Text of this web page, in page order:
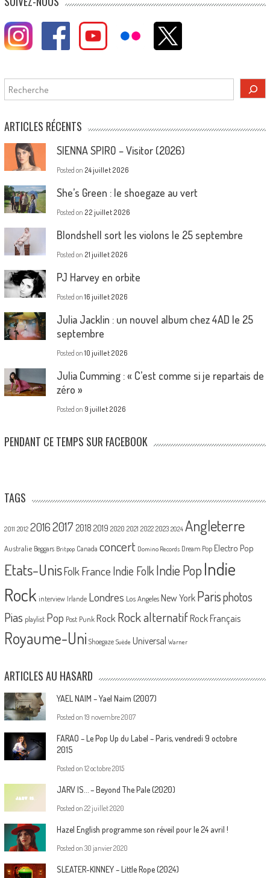
Rechercher
ARTICLES RÉCENTS
SIENNA SPIRO – Visitor (2026)
Posted on 24 juillet 2026
She’s Green : le shoegaze au vert
Posted on 22 juillet 2026
Blondshell sort les violons le 25 septembre
Posted on 21 juillet 2026
PJ Harvey en orbite
Posted on 16 juillet 2026
Julia Jacklin : un nouvel album chez 4AD le 25
septembre
Posted on 10 juillet 2026
Julia Cumming : « C’est comme si je repartais de
zéro »
Posted on 9 juillet 2026
PENDANT CE TEMPS SUR FACEBOOK
TAGS
2011 2012 20162017 2018 2019 2020 2021 2022 2023 2024 Angleterre
Australie Beggars Britpop Canada concert Domino Records Dream Pop Electro Pop
Etats-UnisFolk France Indie FolkIndie PopIndie
Rock interview Irlande Londres Los Angeles New York Parisphotos
Pias playlist Pop Post Punk Rock Rock alternatif Rock Français
Royaume-Uni Shoegaze Suède Universal Warner
ARTICLES AU HASARD
YAEL NAIM – Yael Naim (2007)
Posted on 19 novembre 2007
FARAO – Le Pop Up du Label – Paris, vendredi 9 octobre
2015
Posted on 12 octobre 2015
JARV IS… – Beyond The Pale (2020)
Posted on 22 juillet 2020
Hazel English programme son réveil pour le 24 avril !
Posted on 30 janvier 2020
SLEATER-KINNEY – Little Rope (2024)